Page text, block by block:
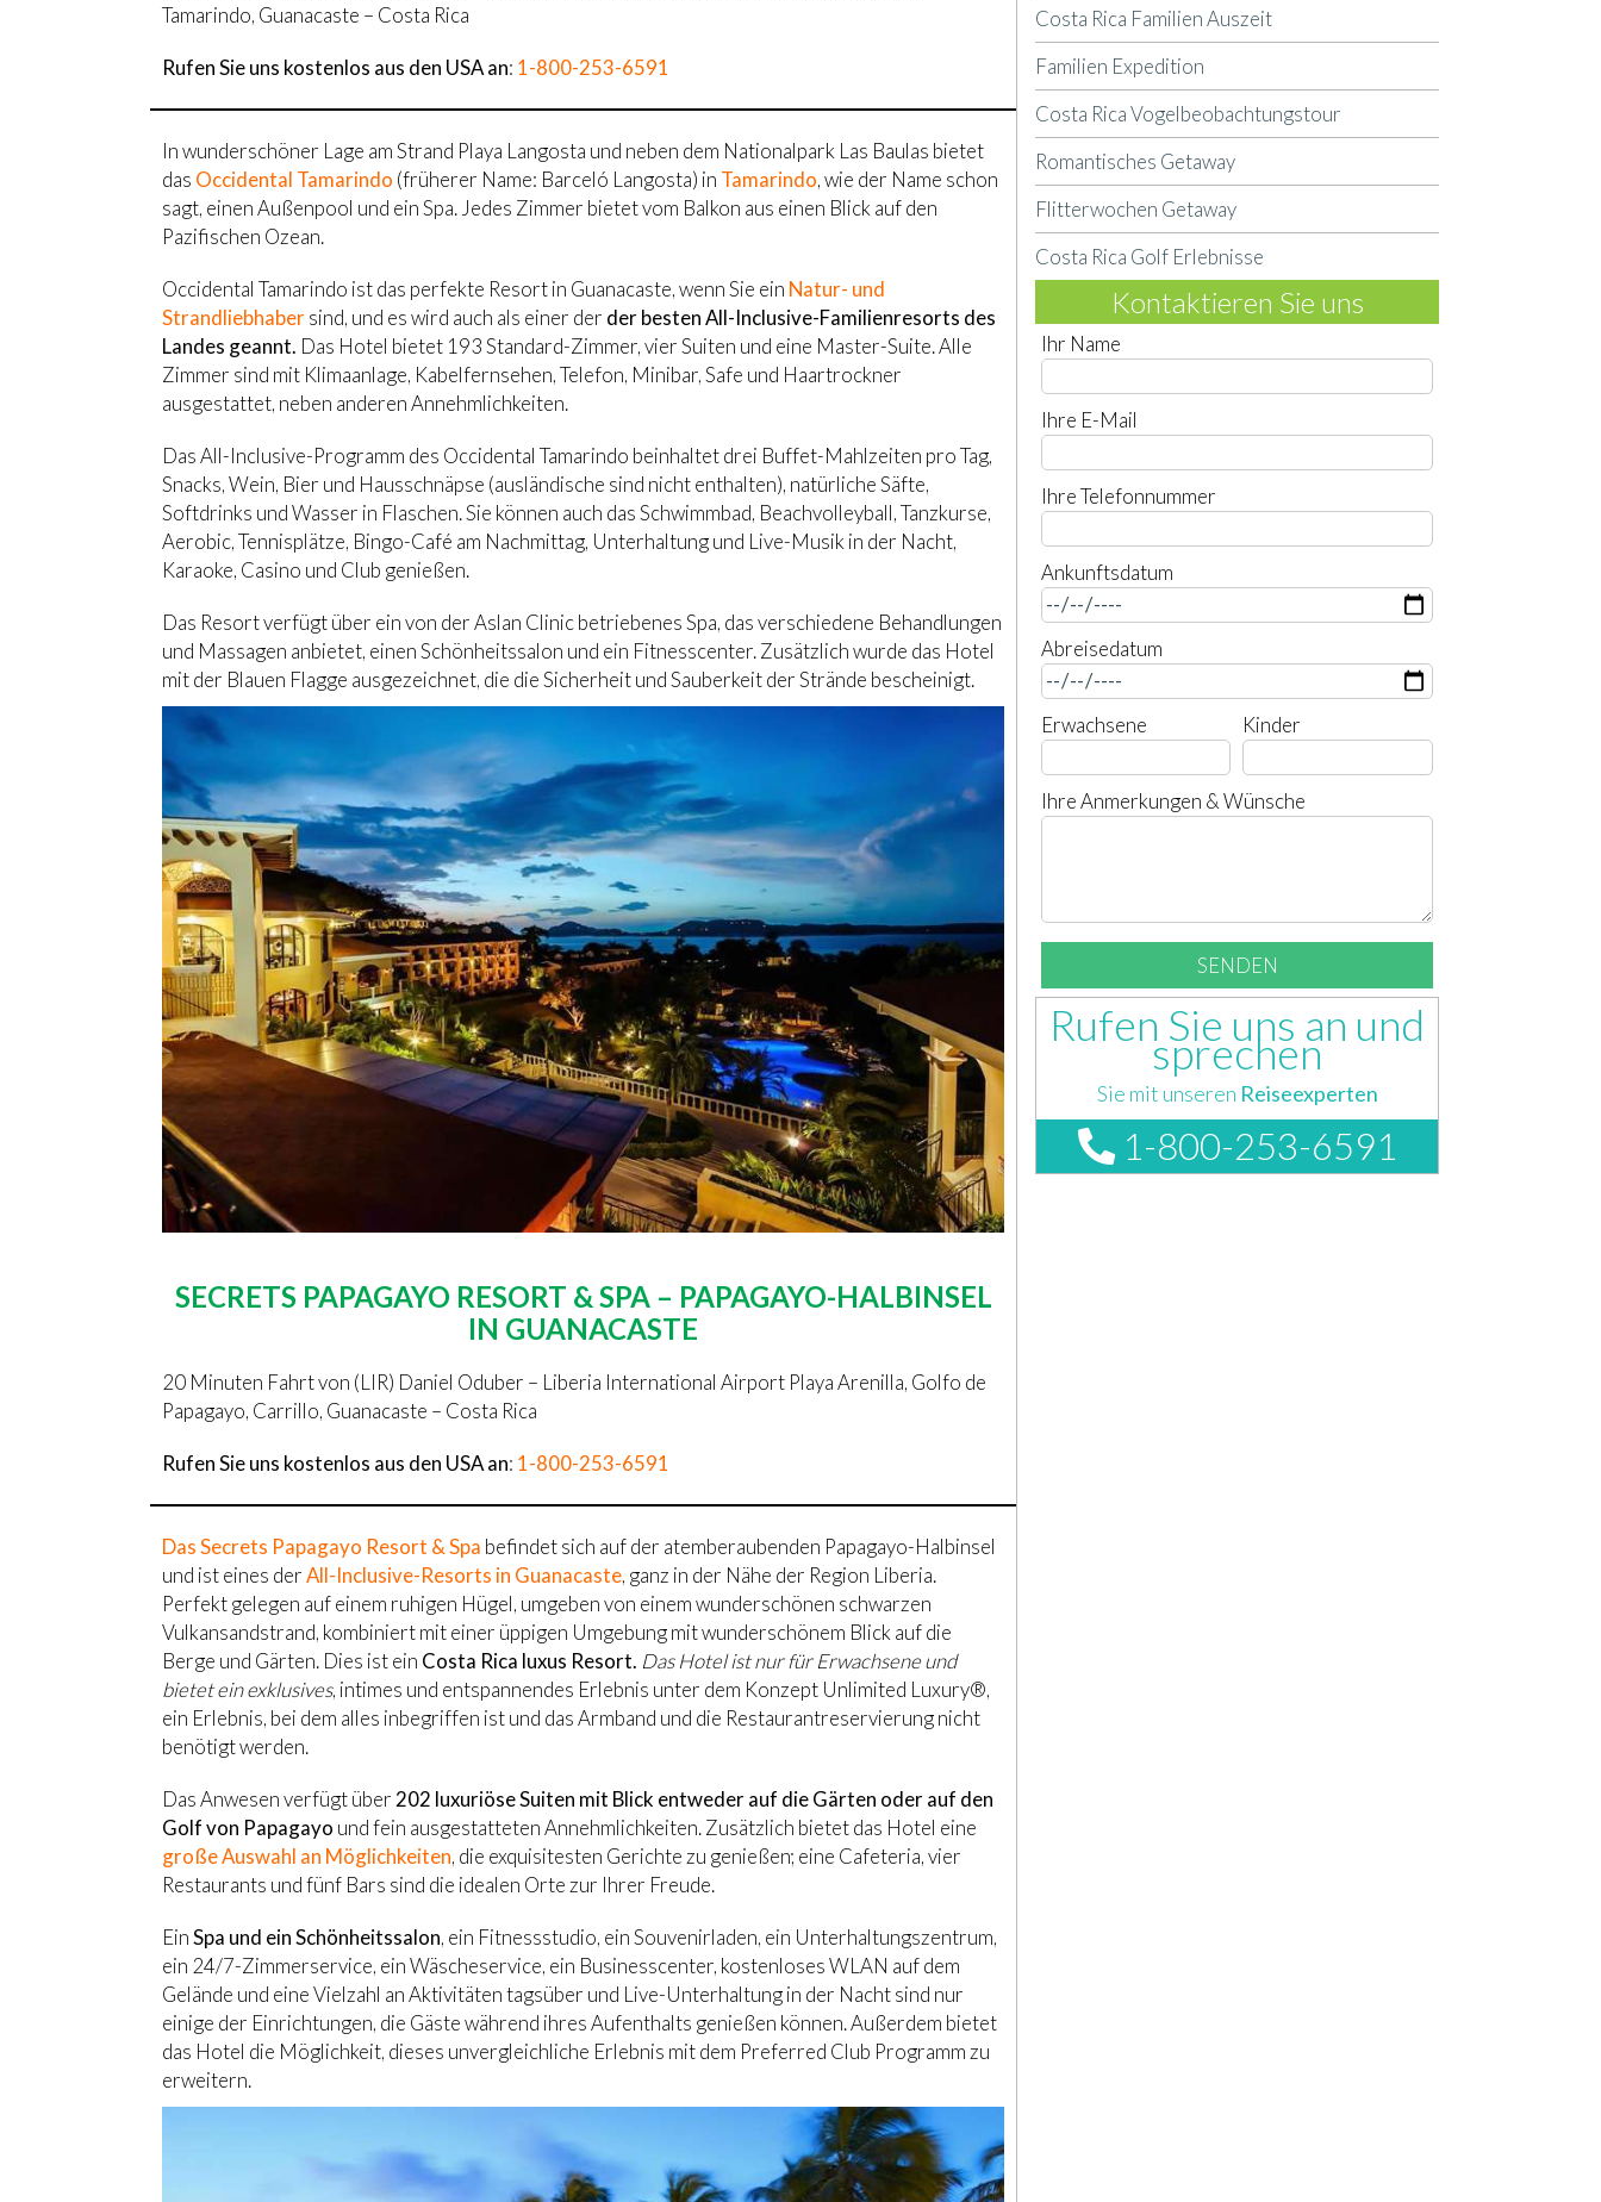
Tamarindo, Guanacaste – Costa Rica
Rufen Sie uns kostenlos aus den USA an: 1-800-253-6591
In wunderschöner Lage am Strand Playa Langosta und neben dem Nationalpark Las Baulas bietet
das Occidental Tamarindo (früherer Name: Barceló Langosta) in Tamarindo, wie der Name schon
sagt, einen Außenpool und ein Spa. Jedes Zimmer bietet vom Balkon aus einen Blick auf den
Pazifischen Ozean.
Occidental Tamarindo ist das perfekte Resort in Guanacaste, wenn Sie ein Natur- und
Strandliebhabersind, und es wird auch als einer der der besten All-Inclusive-Familienresorts des
Landes geannt. Das Hotel bietet 193 Standard-Zimmer, vier Suiten und eine Master-Suite. Alle
Zimmer sind mit Klimaanlage, Kabelfernsehen, Telefon, Minibar, Safe und Haartrockner
ausgestattet, neben anderen Annehmlichkeiten.
Das All-Inclusive-Programm des Occidental Tamarindo beinhaltet drei Buffet-Mahlzeiten pro Tag,
Snacks, Wein, Bier und Hausschnäpse (ausländische sind nicht enthalten), natürliche Säfte,
Softdrinks und Wasser in Flaschen. Sie können auch das Schwimmbad, Beachvolleyball, Tanzkurse,
Aerobic, Tennisplätze, Bingo-Café am Nachmittag, Unterhaltung und Live-Musik in der Nacht,
Karaoke, Casino und Club genießen.
Das Resort verfügt über ein von der Aslan Clinic betriebenes Spa, das verschiedene Behandlungen
und Massagen anbietet, einen Schönheitssalon und ein Fitnesscenter. Zusätzlich wurde das Hotel
mit der Blauen Flagge ausgezeichnet, die die Sicherheit und Sauberkeit der Strände bescheinigt.
SECRETS PAPAGAYO RESORT & SPA – PAPAGAYO-HALBINSEL
IN GUANACASTE
20 Minuten Fahrt von (LIR) Daniel Oduber – Liberia International Airport Playa Arenilla, Golfo de
Papagayo, Carrillo, Guanacaste – Costa Rica
Rufen Sie uns kostenlos aus den USA an: 1-800-253-6591
Das Secrets Papagayo Resort & Spa befindet sich auf der atemberaubenden Papagayo-Halbinsel
und ist eines derAll-Inclusive-Resorts in Guanacaste, ganz in der Nähe der Region Liberia.
Perfekt gelegen auf einem ruhigen Hügel, umgeben von einem wunderschönen schwarzen
Vulkansandstrand, kombiniert mit einer üppigen Umgebung mit wunderschönem Blick auf die
Berge und Gärten. Dies ist ein Costa Rica luxus Resort. Das Hotel ist nur für Erwachsene und
bietet ein exklusives, intimes und entspannendes Erlebnis unter dem Konzept Unlimited Luxury®,
ein Erlebnis, bei dem alles inbegriffen ist und das Armband und die Restaurantreservierung nicht
benötigt werden.
Das Anwesen verfügt über 202 luxuriöse Suiten mit Blick entweder auf die Gärten oder auf den
Golf von Papagayo und fein ausgestatteten Annehmlichkeiten. Zusätzlich bietet das Hotel eine
große Auswahl an Möglichkeiten, die exquisitesten Gerichte zu genießen; eine Cafeteria, vier
Restaurants und fünf Bars sind die idealen Orte zur Ihrer Freude.
EinSpa und ein Schönheitssalon, ein Fitnessstudio, ein Souvenirladen, ein Unterhaltungszentrum,
ein 24/7-Zimmerservice, ein Wäscheservice, ein Businesscenter, kostenloses WLAN auf dem
Gelände und eine Vielzahl an Aktivitäten tagsüber und Live-Unterhaltung in der Nacht sind nur
einige der Einrichtungen, die Gäste während ihres Aufenthalts genießen können. Außerdem bietet
das Hotel die Möglichkeit, dieses unvergleichliche Erlebnis mit dem Preferred Club Programm zu
erweitern.
Costa Rica Familien Auszeit
Familien Expedition
Costa Rica Vogelbeobachtungstour
Romantisches Getaway
Flitterwochen Getaway
Costa Rica Golf Erlebnisse
Kontaktieren Sie uns
Ihr Name
Ihre E-Mail
Ihre Telefonnummer
Ankunftsdatum
Abreisedatum
Erwachsene Kinder
Ihre Anmerkungen & Wünsche
Rufen Sie uns an und
sprechen
Sie mit unseren Reiseexperten
1-800-253-6591